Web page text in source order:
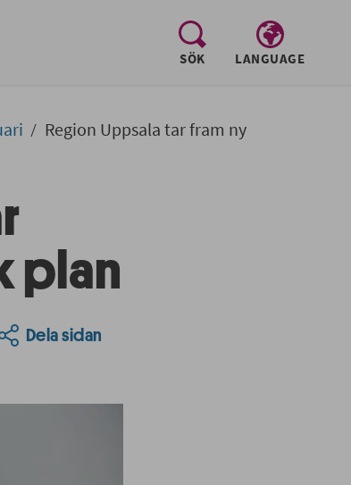
SÖK
, visa sökfältet
LANGUAGE
Region Uppsala tar fram ny
plan
Dela sidan